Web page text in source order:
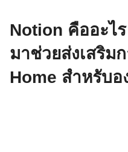
Notion คืออะไ
มาช่วยส่งเสริม
Home สำหรับอ